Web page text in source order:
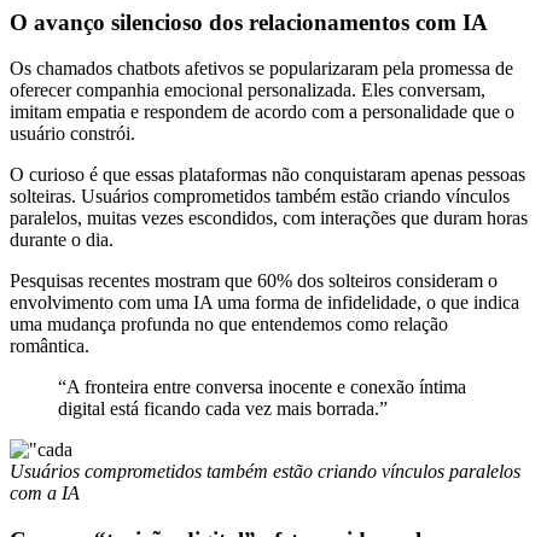
O avanço silencioso dos relacionamentos com IA
Os chamados chatbots afetivos se popularizaram pela promessa de
oferecer companhia emocional personalizada. Eles conversam,
imitam empatia e respondem de acordo com a personalidade que o
usuário constrói.
O curioso é que essas plataformas não conquistaram apenas pessoas
solteiras. Usuários comprometidos também estão criando vínculos
paralelos, muitas vezes escondidos, com interações que duram horas
durante o dia.
Pesquisas recentes mostram que 60% dos solteiros consideram o
envolvimento com uma IA uma forma de infidelidade, o que indica
uma mudança profunda no que entendemos como relação
romântica.
“A fronteira entre conversa inocente e conexão íntima
digital está ficando cada vez mais borrada.”
Usuários comprometidos também estão criando vínculos paralelos
com a IA